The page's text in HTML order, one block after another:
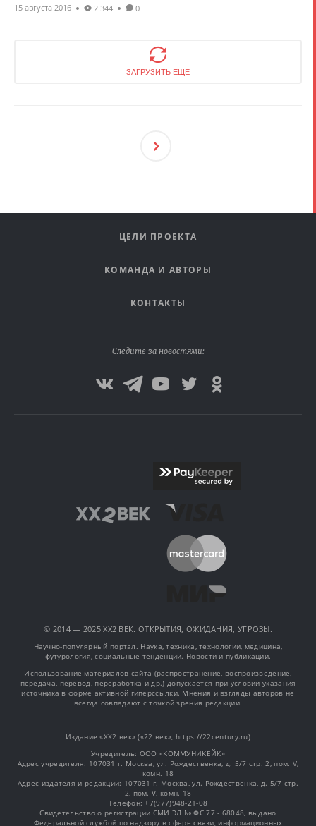
15 августа 2016 2 344 0
ЗАГРУЗИТЬ ЕЩЕ
Ующ
ЦЕЛИ ПРОЕКТА
КОМАНДА И АВТОРЫ
КОНТАКТЫ
Следите за новостями:
© 2014 — 2025 XX2 ВЕК. ОТКРЫТИЯ, ОЖИДАНИЯ, УГРОЗЫ.
Научно-популярный портал. Наука, техника, технологии, медицина,
футурология, социальные тенденции. Новости и публикации.
Использование материалов сайта (распространение, воспроизведение,
передача, перевод, переработка и др.) допускается при условии указания
источника в форме активной гиперссылки. Мнения и взгляды авторов не
всегда совпадают с точкой зрения редакции.
Издание «XX2 век» («22 век», https://22century.ru)
Учредитель: OOO «КОММУНИКЕЙК»
Адрес учредителя: 107031 г. Москва, ул. Рождественка, д. 5/7 стр. 2, пом. V,
комн. 18
Адрес издателя и редакции: 107031 г. Москва, ул. Рождественка, д. 5/7 стр.
2, пом. V, комн. 18
Телефон: +7(977)948-21-08
Свидетельство о регистрации СМИ ЭЛ № ФС 77 - 68048, выдано
Федеральной службой по надзору в сфере связи, информационных